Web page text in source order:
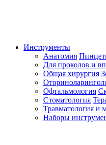
Инструменты
Анатомия
Для проколов и
Общая хирургия
Офтальмология
Стоматология
Травматология и
Наборы